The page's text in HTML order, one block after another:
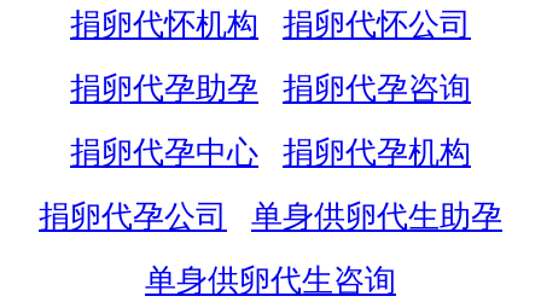
捐卵代怀机构
捐卵代怀公司
捐卵代孕助孕
捐卵代孕咨询
捐卵代孕中心
捐卵代孕机构
捐卵代孕公司
单身供卵代生助孕
单身供卵代生咨询